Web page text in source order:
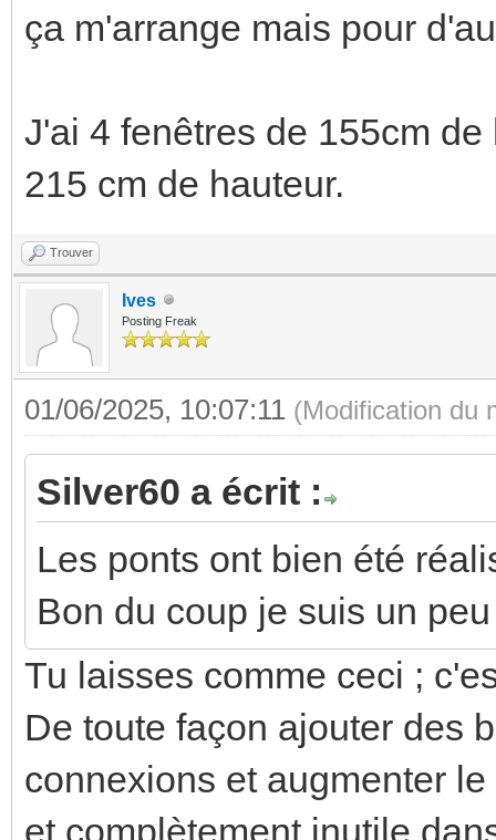
ça m'arrange mais pour
J'ai 4 fenêtres de 155cm
215 cm de hauteur.
Trouver
Ives
Posting Freak
01/06/2025, 10:07:11 (Modification du
Silver60 a écrit :
Les ponts ont bien été
Bon du coup je suis un
Tu laisses comme ceci ;
De toute façon ajouter des
connexions et augmenter
et complètement inutile